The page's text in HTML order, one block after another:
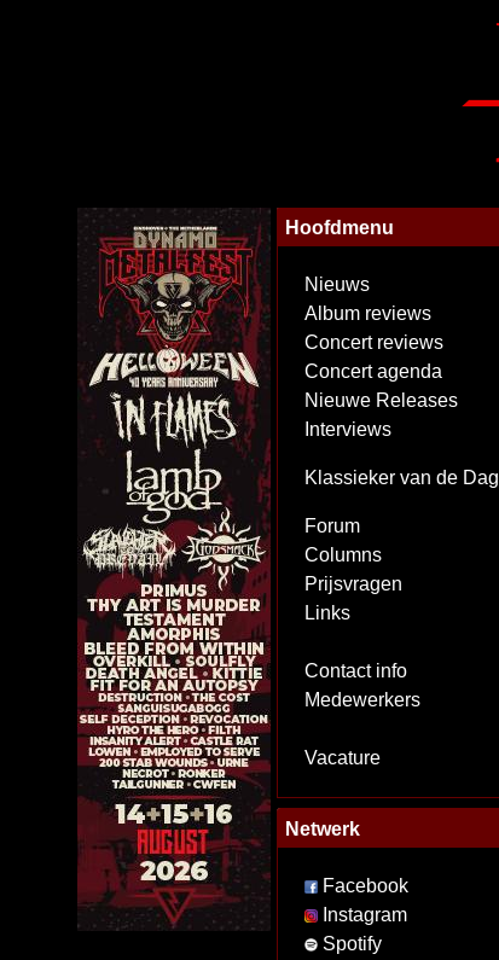
Hoofdmenu
Nieuws
Album reviews
Concert reviews
Concert agenda
Nieuwe Releases
Interviews
Klassieker van de Dag
Forum
Columns
Prijsvragen
Links
Contact info
Medewerkers
Vacature
Netwerk
Facebook
Instagram
Spotify